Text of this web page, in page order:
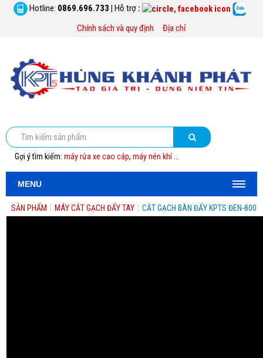
Hotline: 0869.696.733 | Hỗ trợ :
Chính sách và quy định
Địa chỉ
Gợi ý tìm kiếm: máy rửa xe cao cáp, máy nén khí...
MENU
SẢN PHẨM MÁY CẮT GẠCH ĐẨY TAY CẮT GẠCH BÀN ĐẨY KPTS ĐEN-800